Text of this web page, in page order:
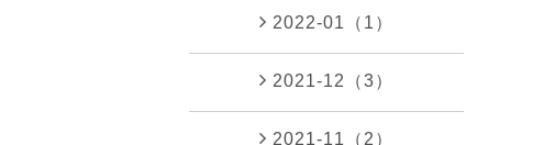
2022-01（1）
2021-12（3）
2021-11（2）